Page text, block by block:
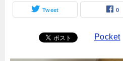
Tweet 0
Pocket